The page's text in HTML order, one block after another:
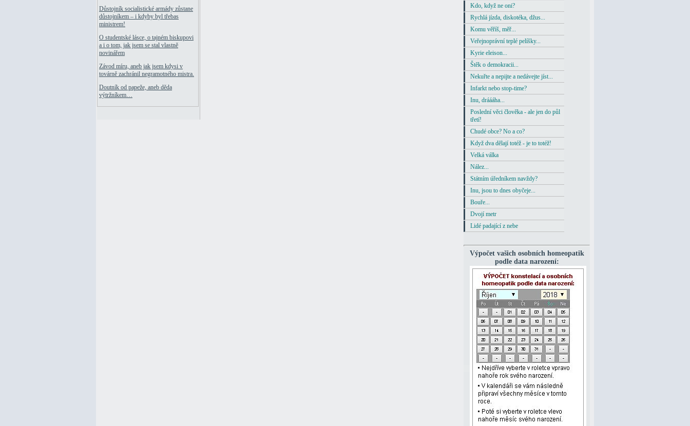
Důstojník socialistické armády zůstane
důstojníkem – i kdyby byl třebas
ministrem!
O studentské lásce, o tajném biskupovi
a i o tom, jak jsem se stal vlastně
novinářem
Závod míru, aneb jak jsem kdysi v
továrně zachránil negramotného mistra.
Doutník od papeže, aneb děda
výtržníkem…
Kdo, když ne oni?
Rychlá jízda, diskotéka, džus...
Komu věříš, měř...
Veřejnoprávní teplé pelíšky...
Kyrie eleison...
Štěk o demokracii...
Nekuřte a nepijte a nedávejte jíst...
Infarkt nebo stop-time?
Inu, dráááha...
Poslední věci člověka - ale jen do půl
třetí!
Chudé obce? No a co?
Když dva dělají totéž - je to totéž!
Velká válka
Nález...
Státním úředníkem navždy?
Inu, jsou to dnes obyčeje...
Bouře...
Dvojí metr
Lidé padající z nebe
Výpočet vašich osobních homeopatik
podle data narození: